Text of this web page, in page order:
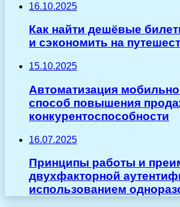
16.10.2025
Как найти дешёвые
и сэкономить на
15.10.2025
Автоматизация
способ повышения
конкурентоспособности
16.07.2025
Принципы работы и
двухфакторной
использованием